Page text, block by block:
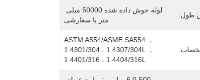
طول:
متر یا سفارشی
ASTM A554/ASME SA554 ，
1.4301/304 ، 1.4307/304L ，
1.4401/316 ، 1.4404/316L